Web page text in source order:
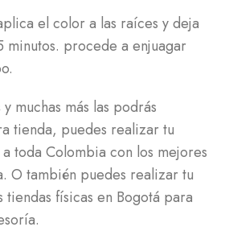
el color a las raíces y deja
minutos. procede a enjuagar
y muchas más las podrás
tienda, puedes realizar tu
toda Colombia con los mejores
O también puedes realizar tu
tiendas físicas en Bogotá para